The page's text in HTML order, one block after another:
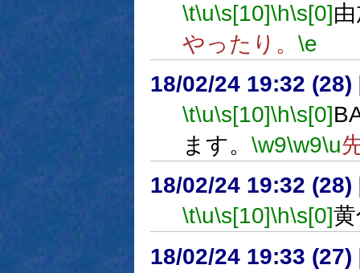
\t\u\s[10]\h\s[0]
やったり。 \e
18/02/24 19:32 (28)
\t\u\s[10]\h\s[0]
ます。 \w9\w9\u
18/02/24 19:32 (28)
\t\u\s[10]\h\s[0]
18/02/24 19:33 (27)